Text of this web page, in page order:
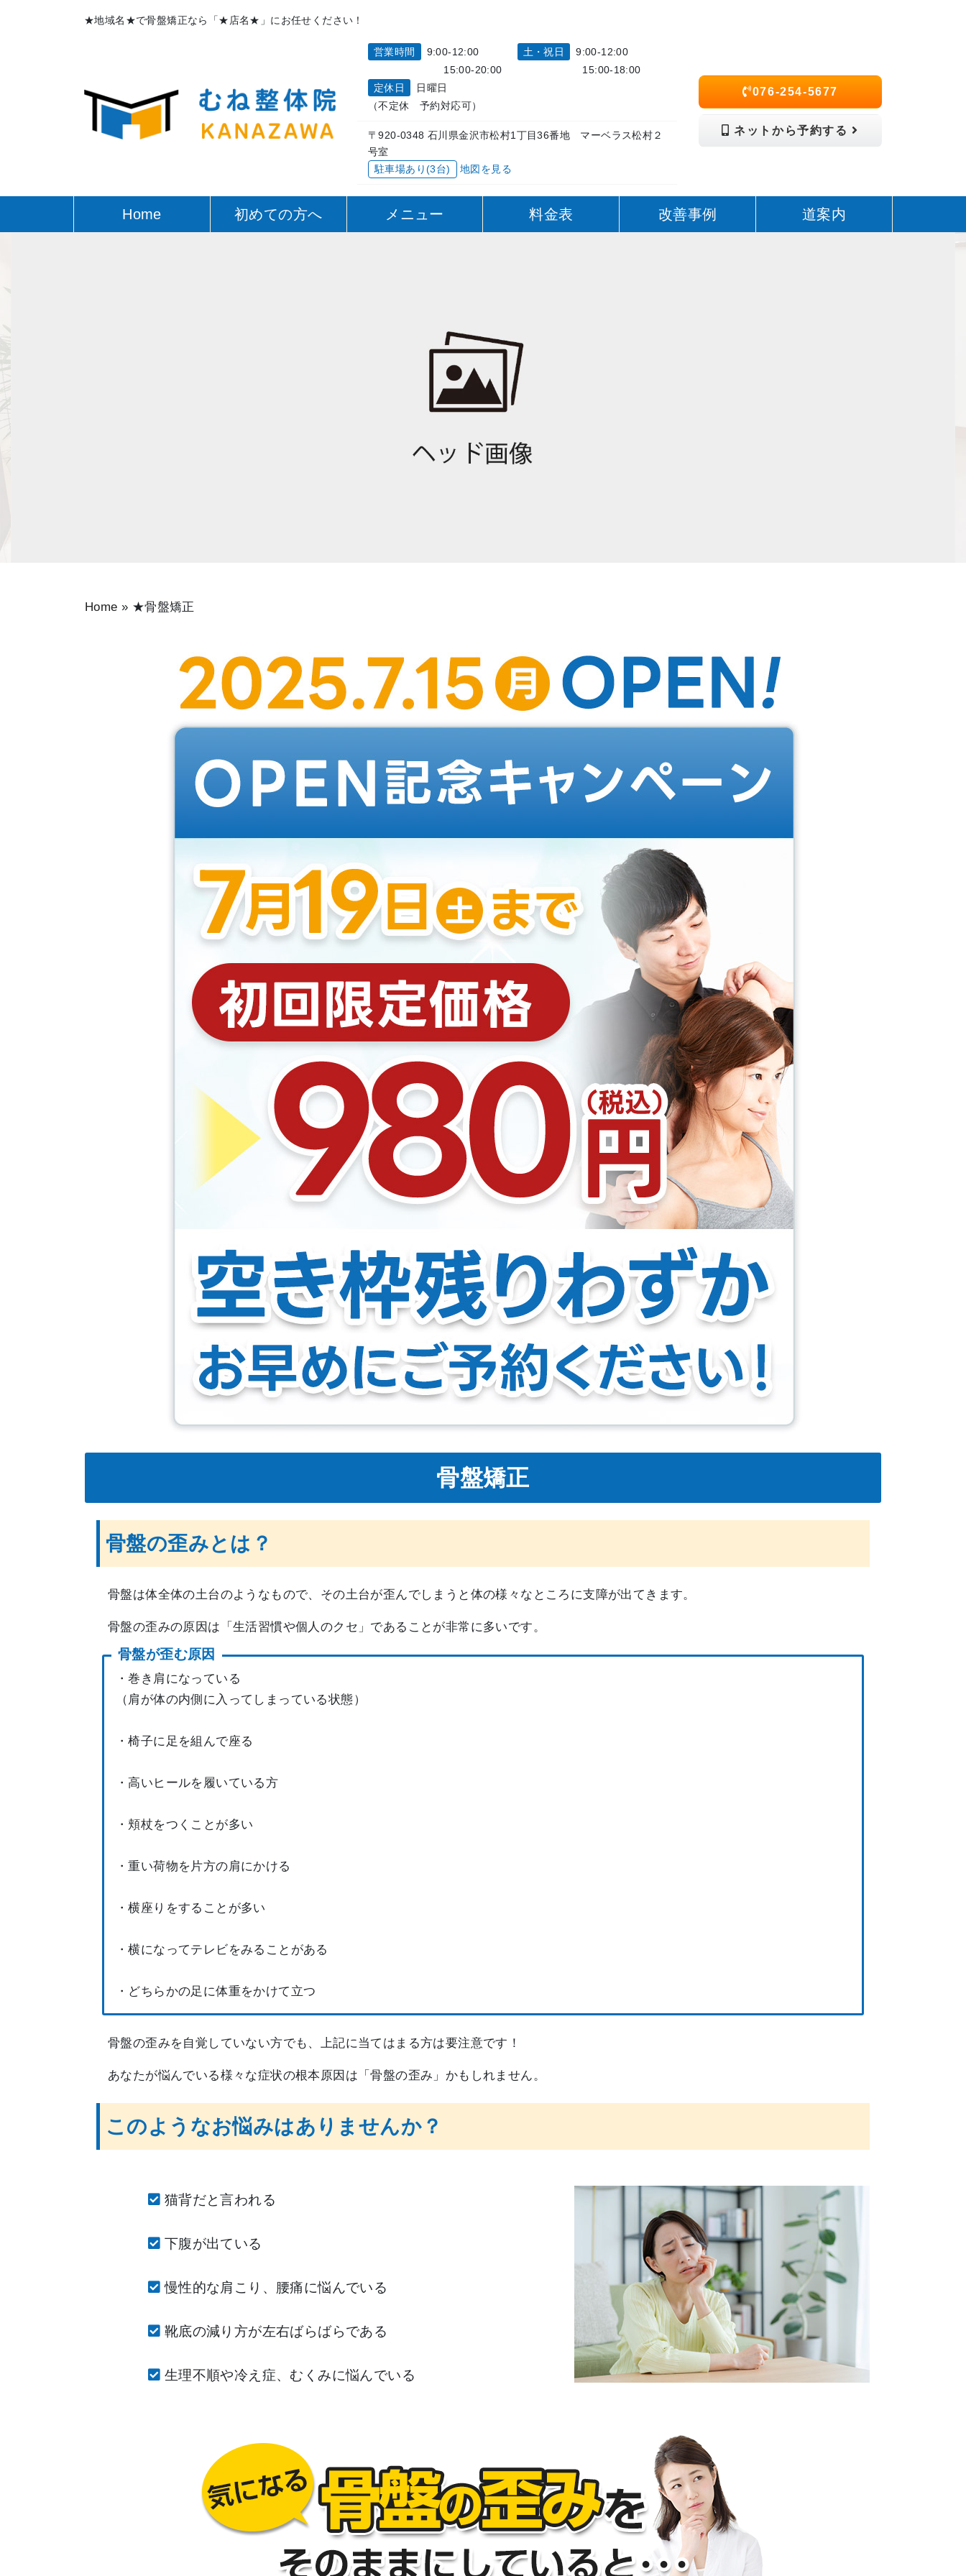
★地域名★で骨盤矯正なら「★店名★」にお任せください！
営業時間
9:00‐12:00
15:00‐20:00
土・祝日
9:00‐12:00
15:00‐18:00
定休日
日曜日
（不定休 予約対応可）
〒920-0348 石川県金沢市松村1丁目36番地 マーベラス松村２
号室
駐車場あり(3台)
地図を見る
076-254-5677
ネットから予約する
Home 初めての方へ メニュー 料金表 改善事例 道案内
Home » ★骨盤矯正
骨盤矯正
骨盤の歪みとは？
骨盤は体全体の土台のようなもので、その土台が歪んでしまうと体の様々なところに支障が出てきます。
骨盤の歪みの原因は「生活習慣や個人のクセ」であることが非常に多いです。
骨盤が歪む原因
・巻き肩になっている
（肩が体の内側に入ってしまっている状態）
・椅子に足を組んで座る
・高いヒールを履いている方
・頬杖をつくことが多い
・重い荷物を片方の肩にかける
・横座りをすることが多い
・横になってテレビをみることがある
・どちらかの足に体重をかけて立つ
骨盤の歪みを自覚していない方でも、上記に当てはまる方は要注意です！
あなたが悩んでいる様々な症状の根本原因は「骨盤の歪み」かもしれません。
このようなお悩みはありませんか？
猫背だと言われる
下腹が出ている
慢性的な肩こり、腰痛に悩んでいる
靴底の減り方が左右ばらばらである
生理不順や冷え症、むくみに悩んでいる